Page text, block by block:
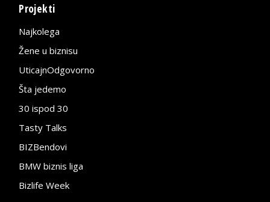
Projekti
Najkolega
Žene u biznisu
UticajnOdgovorno
Šta jedemo
30 ispod 30
Tasty Talks
BIZBendovi
BMW biznis liga
Bizlife Week